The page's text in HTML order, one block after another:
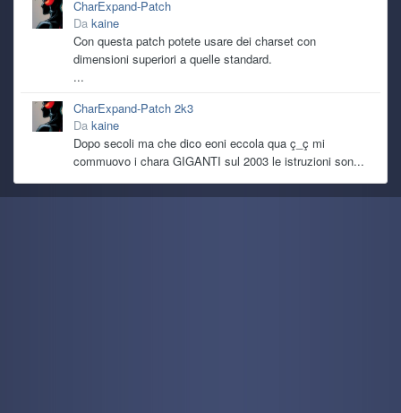
CharExpand-Patch
Da kaine
Con questa patch potete usare dei charset con
dimensioni superiori a quelle standard.
...
CharExpand-Patch 2k3
Da kaine
Dopo secoli ma che dico eoni eccola qua ç_ç mi
commuovo i chara GIGANTI sul 2003 le istruzioni son...